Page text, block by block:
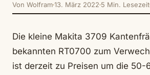
Von Wolfram13. März 2022 5 Min. Lesezeit
Die kleine Makita 3709
bekannten RT0700 zum
ist derzeit zu Preisen um die 50-